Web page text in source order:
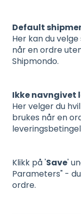
Default
Her kan du
når en ordre
Shipmondo.
Ikke navngivet
Her velger du
brukes når en
Klikk på 'Save'
Parameters" -
ordre.